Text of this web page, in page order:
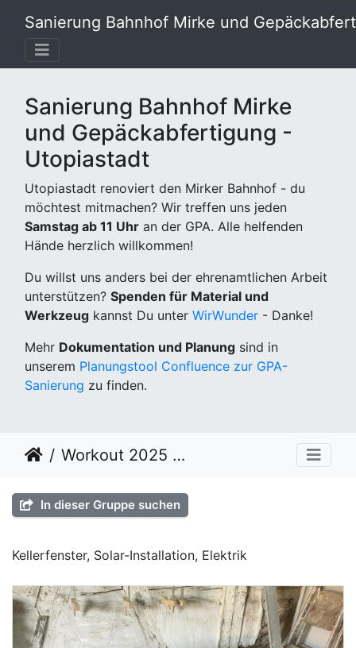
Sanierung Bahnhof Mirke und
Sanierung Bahnhof Mirke
und Gepäckabfertigung -
Utopiastadt
Utopiastadt renoviert den Mirker Bahnhof - du
möchtest mitmachen? Wir treffen uns jeden
Samstag ab 11 Uhr an der GPA. Alle helfenden
Hände herzlich willkommen!
Du willst uns anders bei der ehrenamtlichen Arbeit
unterstützen? Spenden für Material und
Werkzeug kannst Du unter WirWunder - Danke!
Mehr Dokumentation und Planung sind in
unserem Planungstool Confluence zur GPA-
Sanierung zu finden.
Workout 2025 KW 26
In dieser Gruppe suchen
Kellerfenster, Solar-Installation, Elektrik